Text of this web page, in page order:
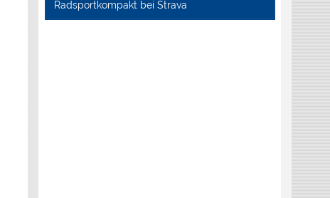
Radsportkompakt bei Strava